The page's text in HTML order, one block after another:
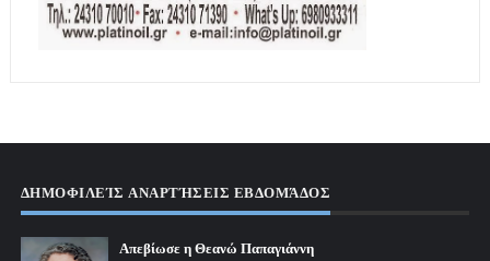
ΔΗΜΟΦΙΛΕΊΣ ΑΝΑΡΤΉΣΕΙΣ ΕΒΔΟΜΆΔΟΣ
Απεβίωσε η Θεανώ Παπαγιάννη